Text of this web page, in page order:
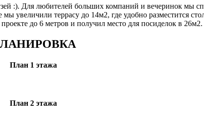
:). Для любителей больших компаний и вечеринок мы
увеличили террасу до 14м2, где удобно разместится
до 6 метров и получил место для посиделок в 26м2.
План 1 этажа
План 2 этажа